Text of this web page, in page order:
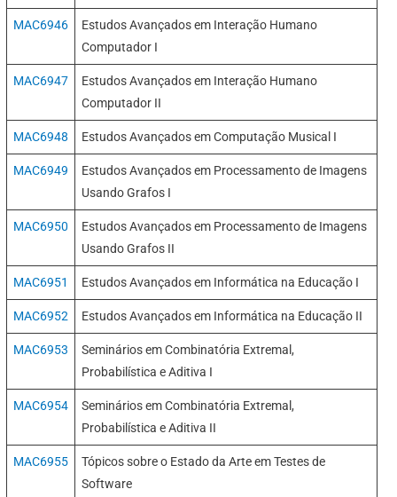
MAC6946
Estudos Avançados em Interação Humano
Computador I
MAC6947
Estudos Avançados em Interação Humano
Computador II
MAC6948 Estudos Avançados em Computação Musical I
MAC6949
Estudos Avançados em Processamento de Imagens
Usando Grafos I
MAC6950
Estudos Avançados em Processamento de Imagens
Usando Grafos II
MAC6951 Estudos Avançados em Informática na Educação I
MAC6952 Estudos Avançados em Informática na Educação II
MAC6953
Seminários em Combinatória Extremal,
Probabilística e Aditiva I
MAC6954
Seminários em Combinatória Extremal,
Probabilística e Aditiva II
MAC6955
Tópicos sobre o Estado da Arte em Testes de
Software